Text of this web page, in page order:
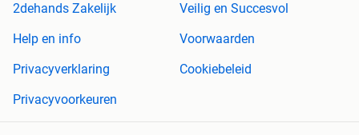
2dehands Zakelijk
Veilig en Succesvol
Help en info
Voorwaarden
Privacyverklaring
Cookiebeleid
Privacyvoorkeuren